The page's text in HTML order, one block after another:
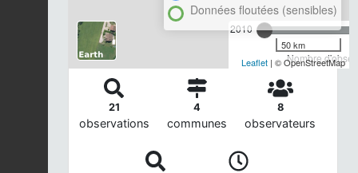
2010
Nombre
Données floutées (sensibles)
50 km
Leaflet | © OpenStreetMap
21
observations
4
communes
8
observateurs